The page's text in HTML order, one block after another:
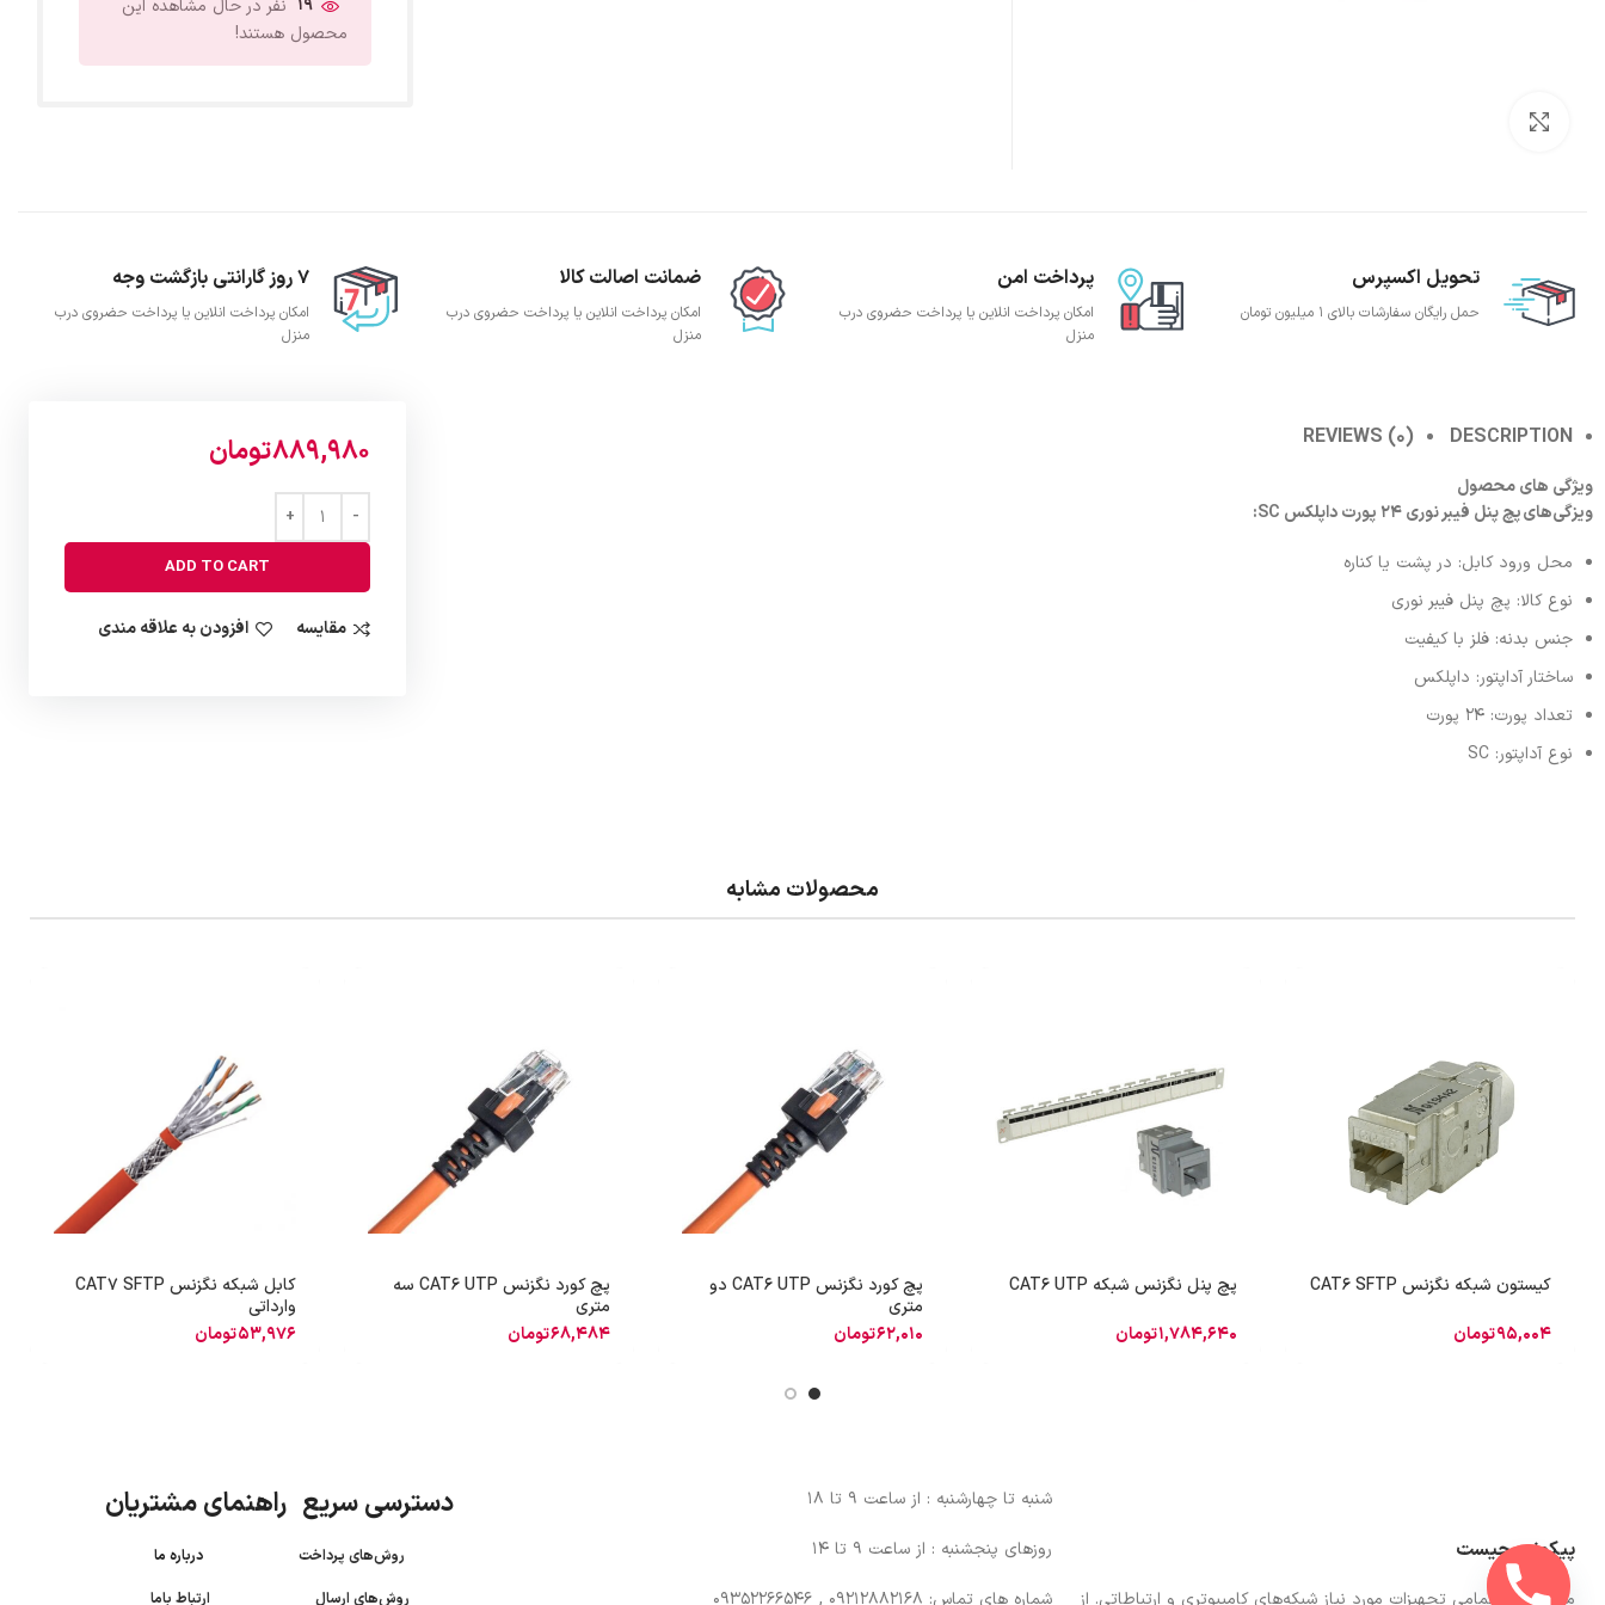
نفر در حال مشاهده این
محصول هستند!
تحویل اکسپرس
حمل رایگان سفارشات بالای 1 میلیون تومان
پرداخت امن
امکان پرداخت انلاین یا پرداخت حضروی درب
منزل
ضمانت اصالت کالا
امکان پرداخت انلاین یا پرداخت حضروی درب
منزل
7 روز گارانتی بازگشت وجه
امکان پرداخت انلاین یا پرداخت حضروی درب
منزل
DESCRIPTION
REVIEWS (0)
ویژگی های محصول
ویزگی‌های پچ پنل فیبر نوری 24 پورت داپلکس SC:
محل ورود کابل: در پشت یا کناره
نوع کالا: پچ پنل فیبر نوری
جنس بدنه: فلز با کیفیت
ساختار آداپتور: داپلکس
تعداد پورت: 24 پورت
نوع آداپتور: SC
889,980تومان
ADD TO CART
مقایسه افزودن به علاقه مندی
محصولات مشابه
کیستون شبکه نگزنس CAT6 SFTP
95,004تومان
پچ پنل نگزنس شبکه CAT6 UTP
1,784,640تومان
پچ کورد نگزنس CAT6 UTP دو
متری
62,010تومان
پچ کورد نگزنس CAT6 UTP سه
متری
68,484تومان
کابل شبکه نگزنس CAT7 SFTP
وارداتی
53,976تومان
پیکونت چیست
ما در اینجا تمامی تجهیزات مورد نیاز شبکه‌های کامپیوتری و ارتباطاتی. از
شنبه تا چهارشنبه : از ساعت 9 تا 18
روزهای پنجشنبه : از ساعت 9 تا 14
شماره های تماس: 09212882168 , 09352266546
دسترسی سریع راهنمای مشتریان
روش‌های پرداختدرباره ما
روش‌های ارسال
ارتباط باما